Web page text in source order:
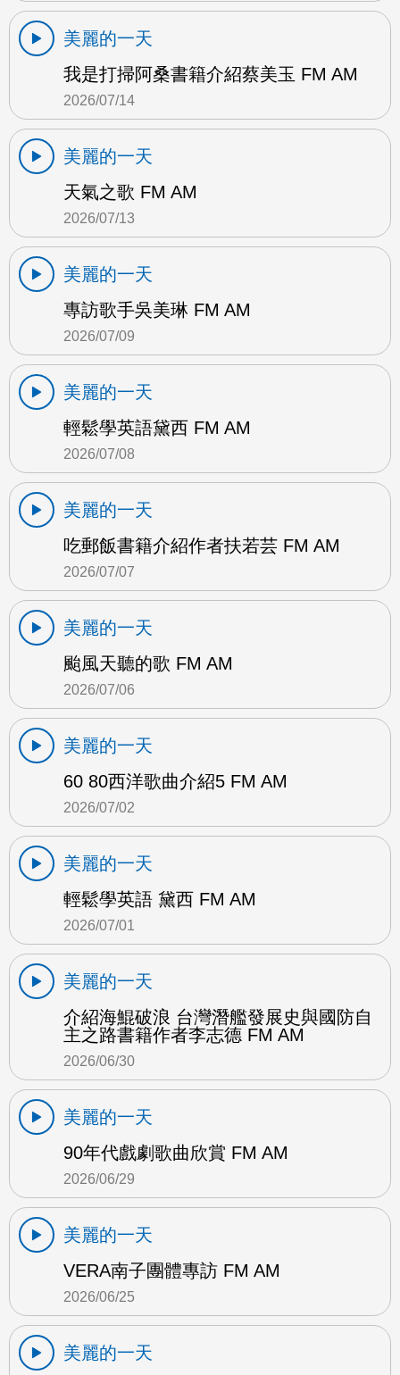
美麗的一天
我是打掃阿桑書籍介紹蔡美玉 FM AM
2026/07/14
美麗的一天
天氣之歌 FM AM
2026/07/13
美麗的一天
專訪歌手吳美琳 FM AM
2026/07/09
美麗的一天
輕鬆學英語黛西 FM AM
2026/07/08
美麗的一天
吃郵飯書籍介紹作者扶若芸 FM AM
2026/07/07
美麗的一天
颱風天聽的歌 FM AM
2026/07/06
美麗的一天
60 80西洋歌曲介紹5 FM AM
2026/07/02
美麗的一天
輕鬆學英語 黛西 FM AM
2026/07/01
美麗的一天
介紹海鯤破浪 台灣潛艦發展史與國防自
主之路書籍作者李志德 FM AM
2026/06/30
美麗的一天
90年代戲劇歌曲欣賞 FM AM
2026/06/29
美麗的一天
VERA南子團體專訪 FM AM
2026/06/25
美麗的一天